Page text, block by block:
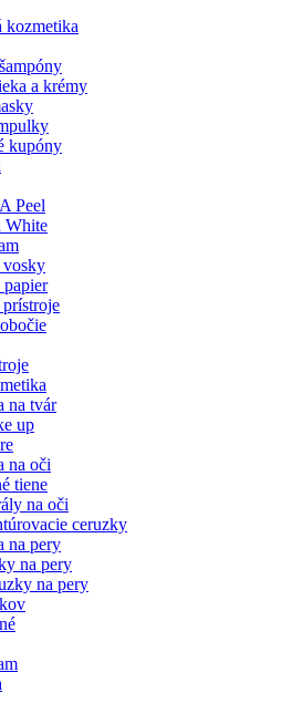
kozmetika
a krémy
kupóny
Peel
White
vosky
na tvár
up
na oči
tiene
na oči
ceruzky
na pery
na pery
na pery